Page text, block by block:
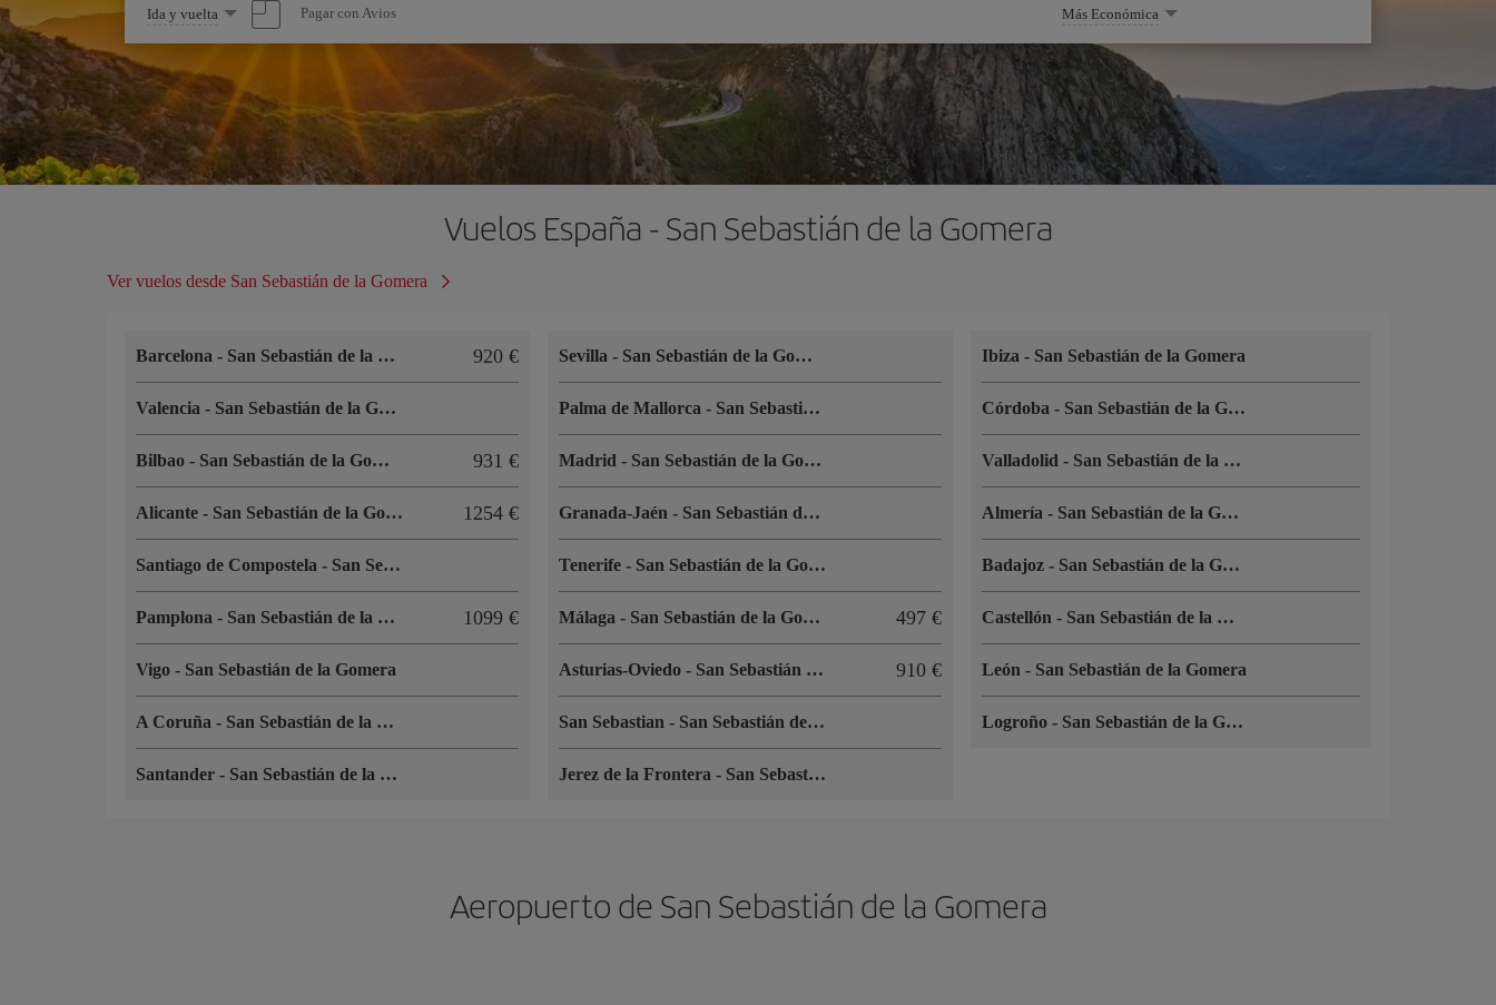
Seleccione
una
opción
Ida y vuelta Pagar con Avios Más Económica
Vuelos España - San Sebastián de la Gomera
Ver vuelos desde San Sebastián de la Gomera
Barcelona - San Sebastián de la Gomera 920 €
Valencia - San Sebastián de la Gomera
Bilbao - San Sebastián de la Gomera 931 €
Alicante - San Sebastián de la Gomera 1254 €
Santiago de Compostela - San Sebastián de la Gomera
Pamplona - San Sebastián de la Gomera 1099 €
Vigo - San Sebastián de la Gomera
A Coruña - San Sebastián de la Gomera
Santander - San Sebastián de la Gomera
Sevilla - San Sebastián de la Gomera
Palma de Mallorca - San Sebastián de la Gomera
Madrid - San Sebastián de la Gomera
Granada-Jaén - San Sebastián de la Gomera
Tenerife - San Sebastián de la Gomera
Málaga - San Sebastián de la Gomera 497 €
Asturias-Oviedo - San Sebastián de la Gomera 910 €
San Sebastian - San Sebastián de la Gomera
Jerez de la Frontera - San Sebastián de la Gomera
Ibiza - San Sebastián de la Gomera
Córdoba - San Sebastián de la Gomera
Valladolid - San Sebastián de la Gomera
Almería - San Sebastián de la Gomera
Badajoz - San Sebastián de la Gomera
Castellón - San Sebastián de la Gomera
León - San Sebastián de la Gomera
Logroño - San Sebastián de la Gomera
Aeropuerto de San Sebastián de la Gomera